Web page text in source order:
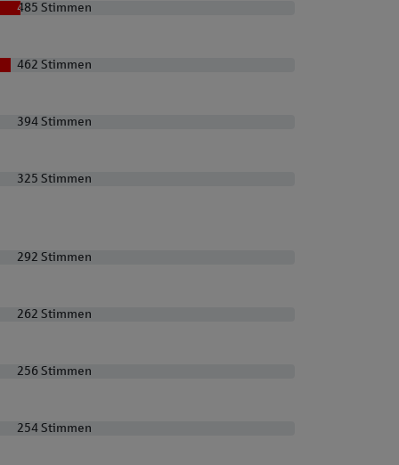
485 Stimmen
485 Stimmen
462 Stimmen
462 Stimmen
394 Stimmen
394 Stimmen
325 Stimmen
325 Stimmen
292 Stimmen
292 Stimmen
262 Stimmen
262 Stimmen
256 Stimmen
256 Stimmen
254 Stimmen
254 Stimmen